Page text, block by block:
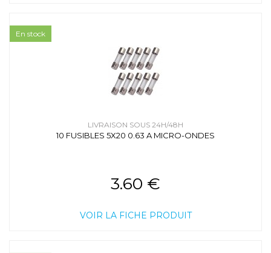
LIVRAISON SOUS 24H/48H
10 FUSIBLES 5X20 0.63 A MICRO-ONDES
3.60 €
VOIR LA FICHE PRODUIT
En stock